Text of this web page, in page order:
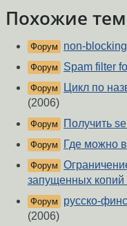
Похожие
Форум non-
Форум Spam filter
Форум
Цикл по
(2006)
Форум Получить
Форум Где можно
Форум
запущенных
Форум
русско-
(2006)